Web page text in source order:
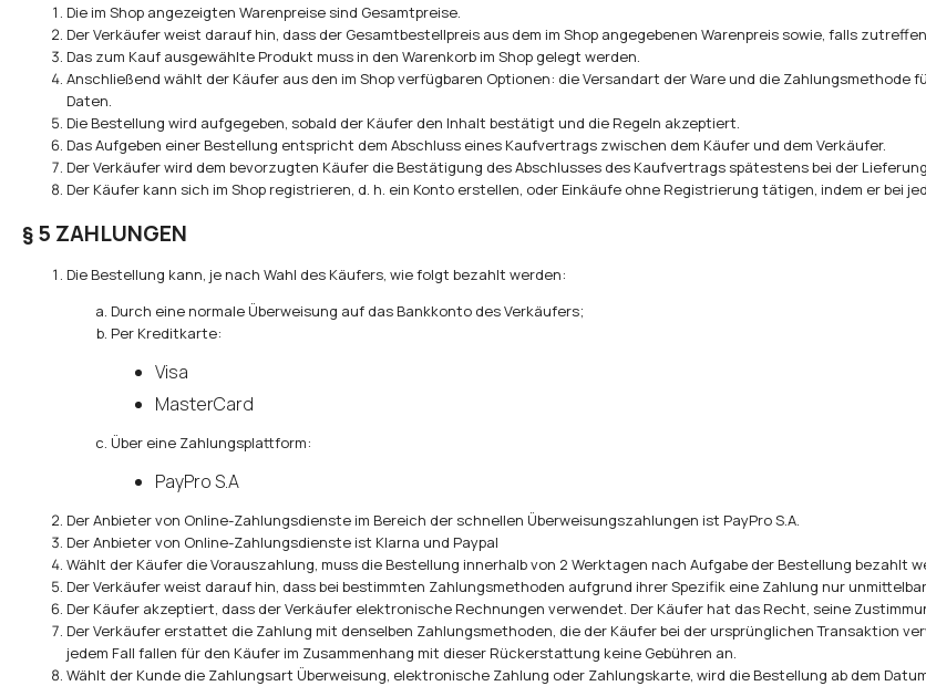
Die im Shop angezeigten Warenpreise sind Gesamtpreise.
Der Verkäufer weist darauf hin, dass der Gesamtbestellpreis aus dem im Shop angegebenen Warenpreis sowie, falls
Das zum Kauf ausgewählte Produkt muss in den Warenkorb im Shop gelegt werden.
Anschließend wählt der Käufer aus den im Shop verfügbaren Optionen: die Versandart der Ware und die
Daten.
Die Bestellung wird aufgegeben, sobald der Käufer den Inhalt bestätigt und die Regeln akzeptiert.
Das Aufgeben einer Bestellung entspricht dem Abschluss eines Kaufvertrags zwischen dem Käufer und dem Verkäufer.
Der Verkäufer wird dem bevorzugten Käufer die Bestätigung des Abschlusses des Kaufvertrags spätestens bei der
Der Käufer kann sich im Shop registrieren, d. h. ein Konto erstellen, oder Einkäufe ohne Registrierung tätigen, indem er bei
§ 5 ZAHLUNGEN
Die Bestellung kann, je nach Wahl des Käufers, wie folgt bezahlt werden:
Durch eine normale Überweisung auf das Bankkonto des Verkäufers;
Per Kreditkarte:
Visa
MasterCard
Über eine Zahlungsplattform:
PayPro S.A
Der Anbieter von Online-Zahlungsdienste im Bereich der schnellen Überweisungszahlungen ist PayPro S.A.
Der Anbieter von Online-Zahlungsdienste ist Klarna und Paypal
Wählt der Käufer die Vorauszahlung, muss die Bestellung innerhalb von 2 Werktagen nach Aufgabe der Bestellung bezahlt
Der Verkäufer weist darauf hin, dass bei bestimmten Zahlungsmethoden aufgrund ihrer Spezifik eine Zahlung nur
Der Käufer akzeptiert, dass der Verkäufer elektronische Rechnungen verwendet. Der Käufer hat das Recht, seine
Der Verkäufer erstattet die Zahlung mit denselben Zahlungsmethoden, die der Käufer bei der ursprünglichen Transaktion
jedem Fall fallen für den Käufer im Zusammenhang mit dieser Rückerstattung keine Gebühren an.
Wählt der Kunde die Zahlungsart Überweisung, elektronische Zahlung oder Zahlungskarte, wird die Bestellung ab dem